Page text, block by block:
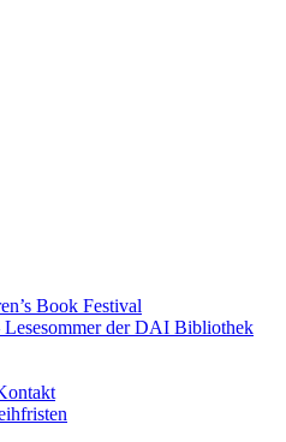
Book Festival
Lesesommer der DAI Bibliothek